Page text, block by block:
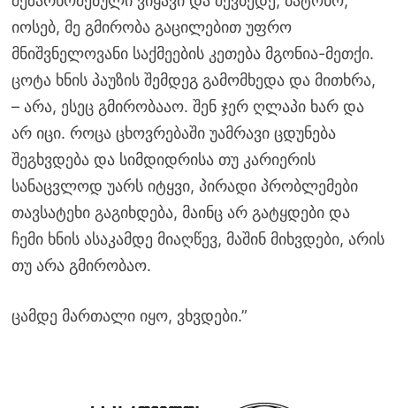
იოსებ, მე გმირობა გაცილებით უფრო
მნიშვნელოვანი საქმეების კეთება მგონია-მეთქი.
ცოტა ხნის პაუზის შემდეგ გამომხედა და მითხრა,
– არა, ესეც გმირობააო. შენ ჯერ ღლაპი ხარ და
არ იცი. როცა ცხოვრებაში უამრავი ცდუნება
შეგხვდება და სიმდიდრისა თუ კარიერის
სანაცვლოდ უარს იტყვი, პირადი პრობლემები
თავსატეხი გაგიხდება, მაინც არ გატყდები და
ჩემი ხნის ასაკამდე მიაღწევ, მაშინ მიხვდები, არის
თუ არა გმირობაო.
ცამდე მართალი იყო, ვხვდები.”